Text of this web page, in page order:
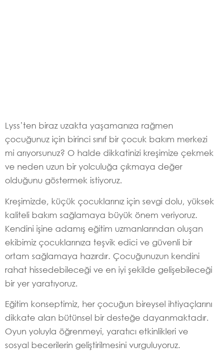
Lyss’ten biraz uzakta yaşamanıza rağmen
çocuğunuz için birinci sınıf bir çocuk bakım merkezi
mi arıyorsunuz? O halde dikkatinizi kreşimize çekmek
ve neden uzun bir yolculuğa çıkmaya değer
olduğunu göstermek istiyoruz.
Kreşimizde, küçük çocuklarınız için sevgi dolu, yüksek
kaliteli bakım sağlamaya büyük önem veriyoruz.
Kendini işine adamış eğitim uzmanlarından oluşan
ekibimiz çocuklarınıza teşvik edici ve güvenli bir
ortam sağlamaya hazırdır. Çocuğunuzun kendini
rahat hissedebileceği ve en iyi şekilde gelişebileceği
bir yer yaratıyoruz.
Eğitim konseptimiz, her çocuğun bireysel ihtiyaçlarını
dikkate alan bütünsel bir desteğe dayanmaktadır.
Oyun yoluyla öğrenmeyi, yaratıcı etkinlikleri ve
sosyal becerilerin geliştirilmesini vurguluyoruz.